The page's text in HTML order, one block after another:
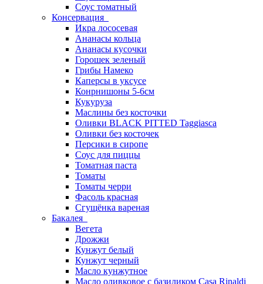
Соус томатный
Консервация
Икра лососевая
Ананасы кольца
Ананасы кусочки
Горошек зеленый
Грибы Намеко
Каперсы в уксусе
Конрнишоны 5-6см
Кукуруза
Маслины без косточки
Оливки BLACK PITTED Taggiasca
Оливки без косточек
Персики в сиропе
Соус для пиццы
Томатная паста
Томаты
Томаты черри
Фасоль красная
Сгущёнка вареная
Бакалея
Вегета
Дрожжи
Кунжут белый
Кунжут черный
Масло кунжутное
Масло оливковое с базиликом Casa Rinaldi